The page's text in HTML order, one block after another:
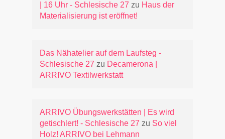
| 16 Uhr - Schlesische 27 zu Haus der
Materialisierung ist eröffnet!
Das Nähatelier auf dem Laufsteg -
Schlesische 27 zu Decamerona |
ARRIVO Textilwerkstatt
ARRIVO Übungswerkstätten | Es wird
getischlert! - Schlesische 27 zu So viel
Holz! ARRIVO bei Lehmann